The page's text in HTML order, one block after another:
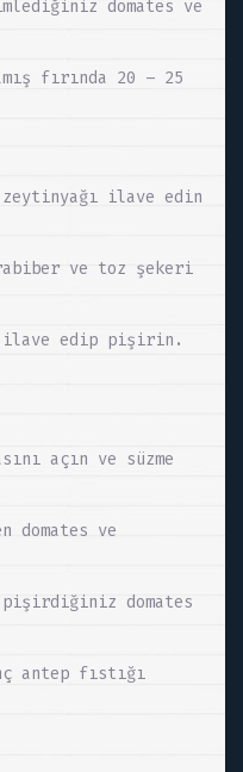
domates ve
fırında 20 – 25
ilave edin
ve toz şekeri
ilave edip pişirin.
açın ve süzme
domates ve
domates
antep fıstığı